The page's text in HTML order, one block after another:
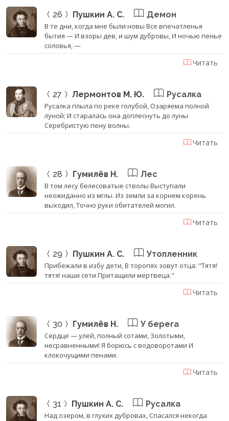
26 Пушкин А. С. Демон
В те дни, когда мне были новы Все впечатленья
бытия — И взоры дев, и шум дубровы, И ночью пенье
соловья, —
Читать
27 Лермонтов М. Ю. Русалка
Русалка плыла по реке голубой, Озаряема полной
луной; И старалась она доплеснуть до луны
Серебристую пену волны.
Читать
28 Гумилёв Н. Лес
В том лесу белесоватые стволы Выступали
неожиданно из мглы. Из земли за корнем корень
выходил, Точно руки обитателей могил.
Читать
29 Пушкин А. С. Утопленник
Прибежали в избу дети, В торопях зовут отца: "Тятя!
тятя! наши сети Притащили мертвеца."
Читать
30 Гумилёв Н. У берега
Сердце — улей, полный сотами, Золотыми,
несравненными! Я борюсь с водоворотами И
клокочущими пенами.
Читать
31 Пушкин А. С. Русалка
Над озером, в глухих дубровах, Спасался некогда